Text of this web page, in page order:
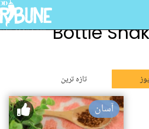
Bottle
تازہ ترین
آسان